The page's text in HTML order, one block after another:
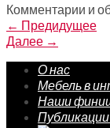
Комментарии и
← Предидущее
Далее →
О нас
Мебель в
Наши
Публикации